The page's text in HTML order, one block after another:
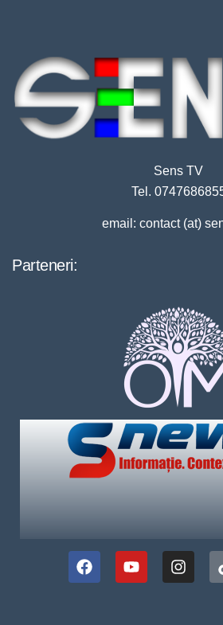
Sens TV
Tel.
email: contact (at)
Parteneri: